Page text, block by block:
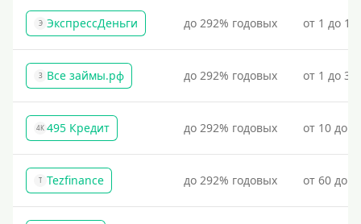
Э ЭкспрессДеньги до 292% годовых от 1 до
З Все займы.рф до 292% годовых от 1 до
4К 495 Кредит до 292% годовых от 10 до
T Tezfinance до 292% годовых от 60 до